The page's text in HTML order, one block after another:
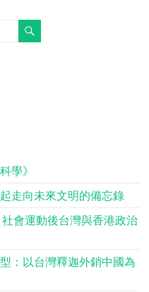
學》
走向未來文明的備忘錄
會運動後台灣與香港政治
：以台灣釋迦外銷中國為